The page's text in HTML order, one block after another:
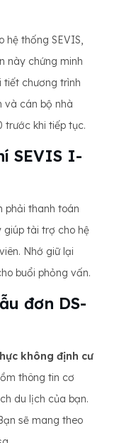
hệ thống SEVIS,
này chứng minh
tiết chương trình
và cán bộ nhà
khi tiếp tục.
SEVIS I-
phải thanh toán
giúp tài trợ cho hệ
Nhớ giữ lại
buổi phỏng vấn.
đơn DS-
không định cư
thông tin cơ
du lịch của bạn.
sẽ mang theo